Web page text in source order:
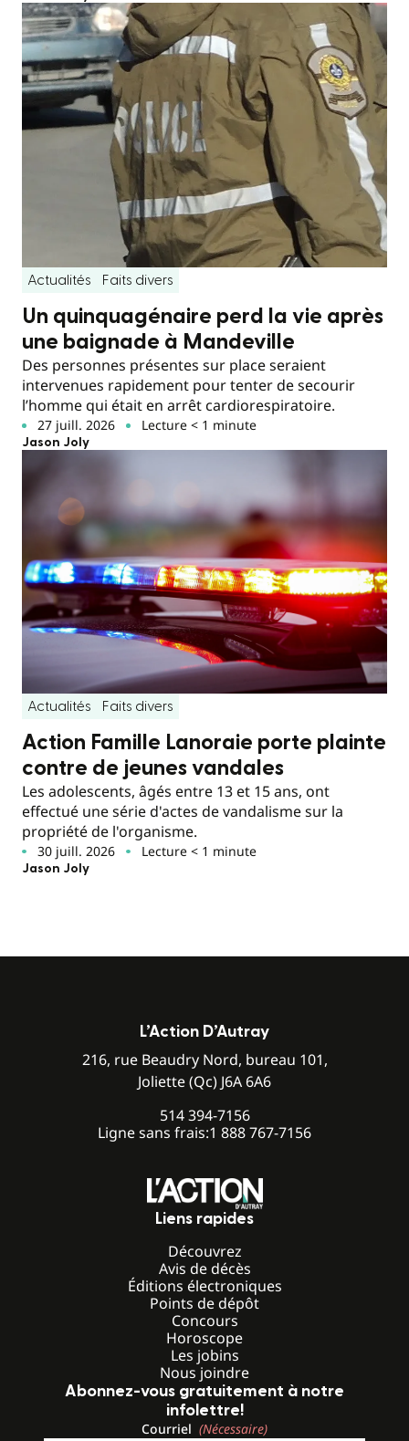
Actualités Faits divers
Un quinquagénaire perd la vie après
une baignade à Mandeville
Des personnes présentes sur place seraient
intervenues rapidement pour tenter de secourir
l’homme qui était en arrêt cardiorespiratoire.
27 juill. 2026 Lecture < 1 minute
Jason Joly
Actualités Faits divers
Action Famille Lanoraie porte plainte
contre de jeunes vandales
Les adolescents, âgés entre 13 et 15 ans, ont
effectué une série d'actes de vandalisme sur la
propriété de l'organisme.
30 juill. 2026 Lecture < 1 minute
Jason Joly
L’Action D’Autray
216, rue Beaudry Nord, bureau 101,
Joliette (Qc) J6A 6A6
514 394-7156
Ligne sans frais:1 888 767-7156
Liens rapides
Découvrez
Avis de décès
Éditions électroniques
Points de dépôt
Concours
Horoscope
Les jobins
Nous joindre
Abonnez-vous gratuitement à notre
infolettre!
Courriel (Nécessaire)